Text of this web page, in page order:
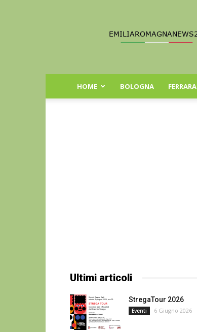
Romagna
HOME BOLOGNA FERRARA
Ultimi articoli
StregaTour 2026
Eventi 6 Giugno 2026